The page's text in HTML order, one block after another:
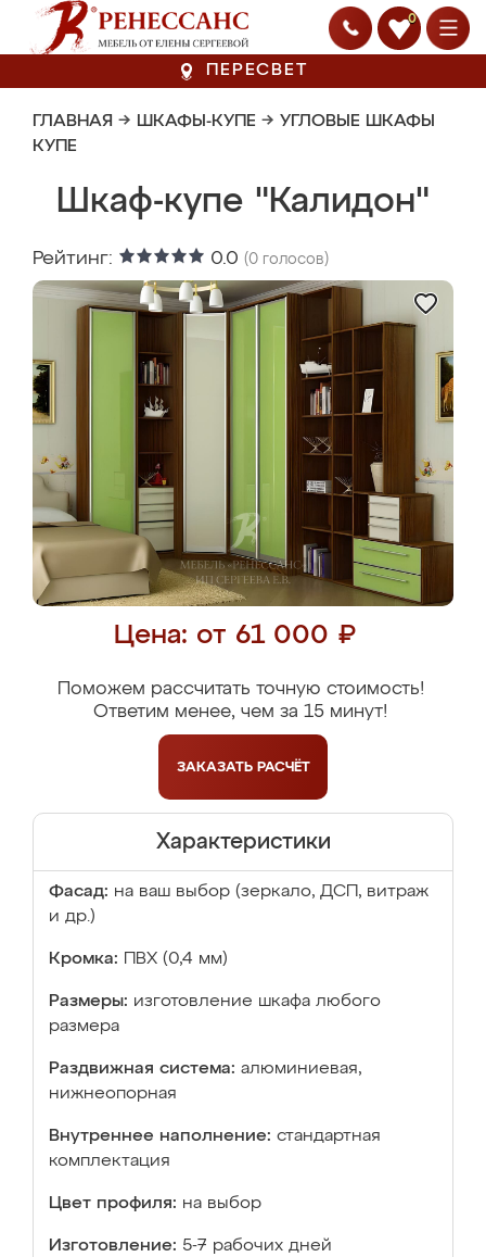
0
ПЕРЕСВЕТ
ГЛАВНАЯ → ШКАФЫ-КУПЕ → УГЛОВЫЕ ШКАФЫ
КУПЕ
Шкаф-купе "Калидон"
Рейтинг: 0.0 (0 голосов)
Цена: от 61 000 ₽
Поможем рассчитать точную стоимость!
Ответим менее, чем за 15 минут!
ЗАКАЗАТЬ РАСЧЁТ
Характеристики
Фасад: на ваш выбор (зеркало, ДСП, витраж
и др.)
Кромка: ПВХ (0,4 мм)
Размеры: изготовление шкафа любого
размера
Раздвижная система: алюминиевая,
нижнеопорная
Внутреннее наполнение: стандартная
комплектация
Цвет профиля: на выбор
Изготовление: 5-7 рабочих дней